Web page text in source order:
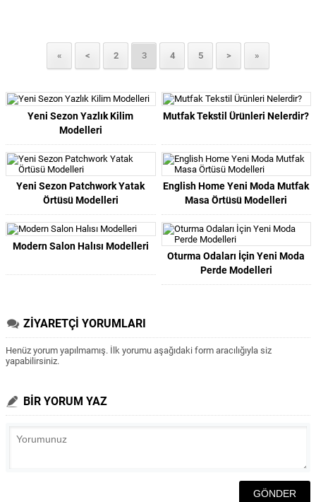
« < 2 3 4 5 > »
Yeni Sezon Yazlık Kilim
Modelleri
Mutfak Tekstil Ürünleri Nelerdir?
Yeni Sezon Patchwork Yatak
Örtüsü Modelleri
English Home Yeni Moda Mutfak
Masa Örtüsü Modelleri
Modern Salon Halısı Modelleri
Oturma Odaları İçin Yeni Moda
Perde Modelleri
ZİYARETÇİ YORUMLARI
Henüz yorum yapılmamış. İlk yorumu aşağıdaki form aracılığıyla siz
yapabilirsiniz.
BİR YORUM YAZ